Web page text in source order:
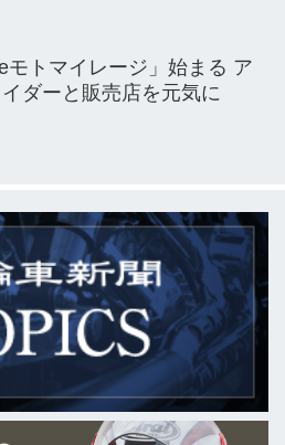
モトマイレージ」始まる ア
ダーと販売店を元気に